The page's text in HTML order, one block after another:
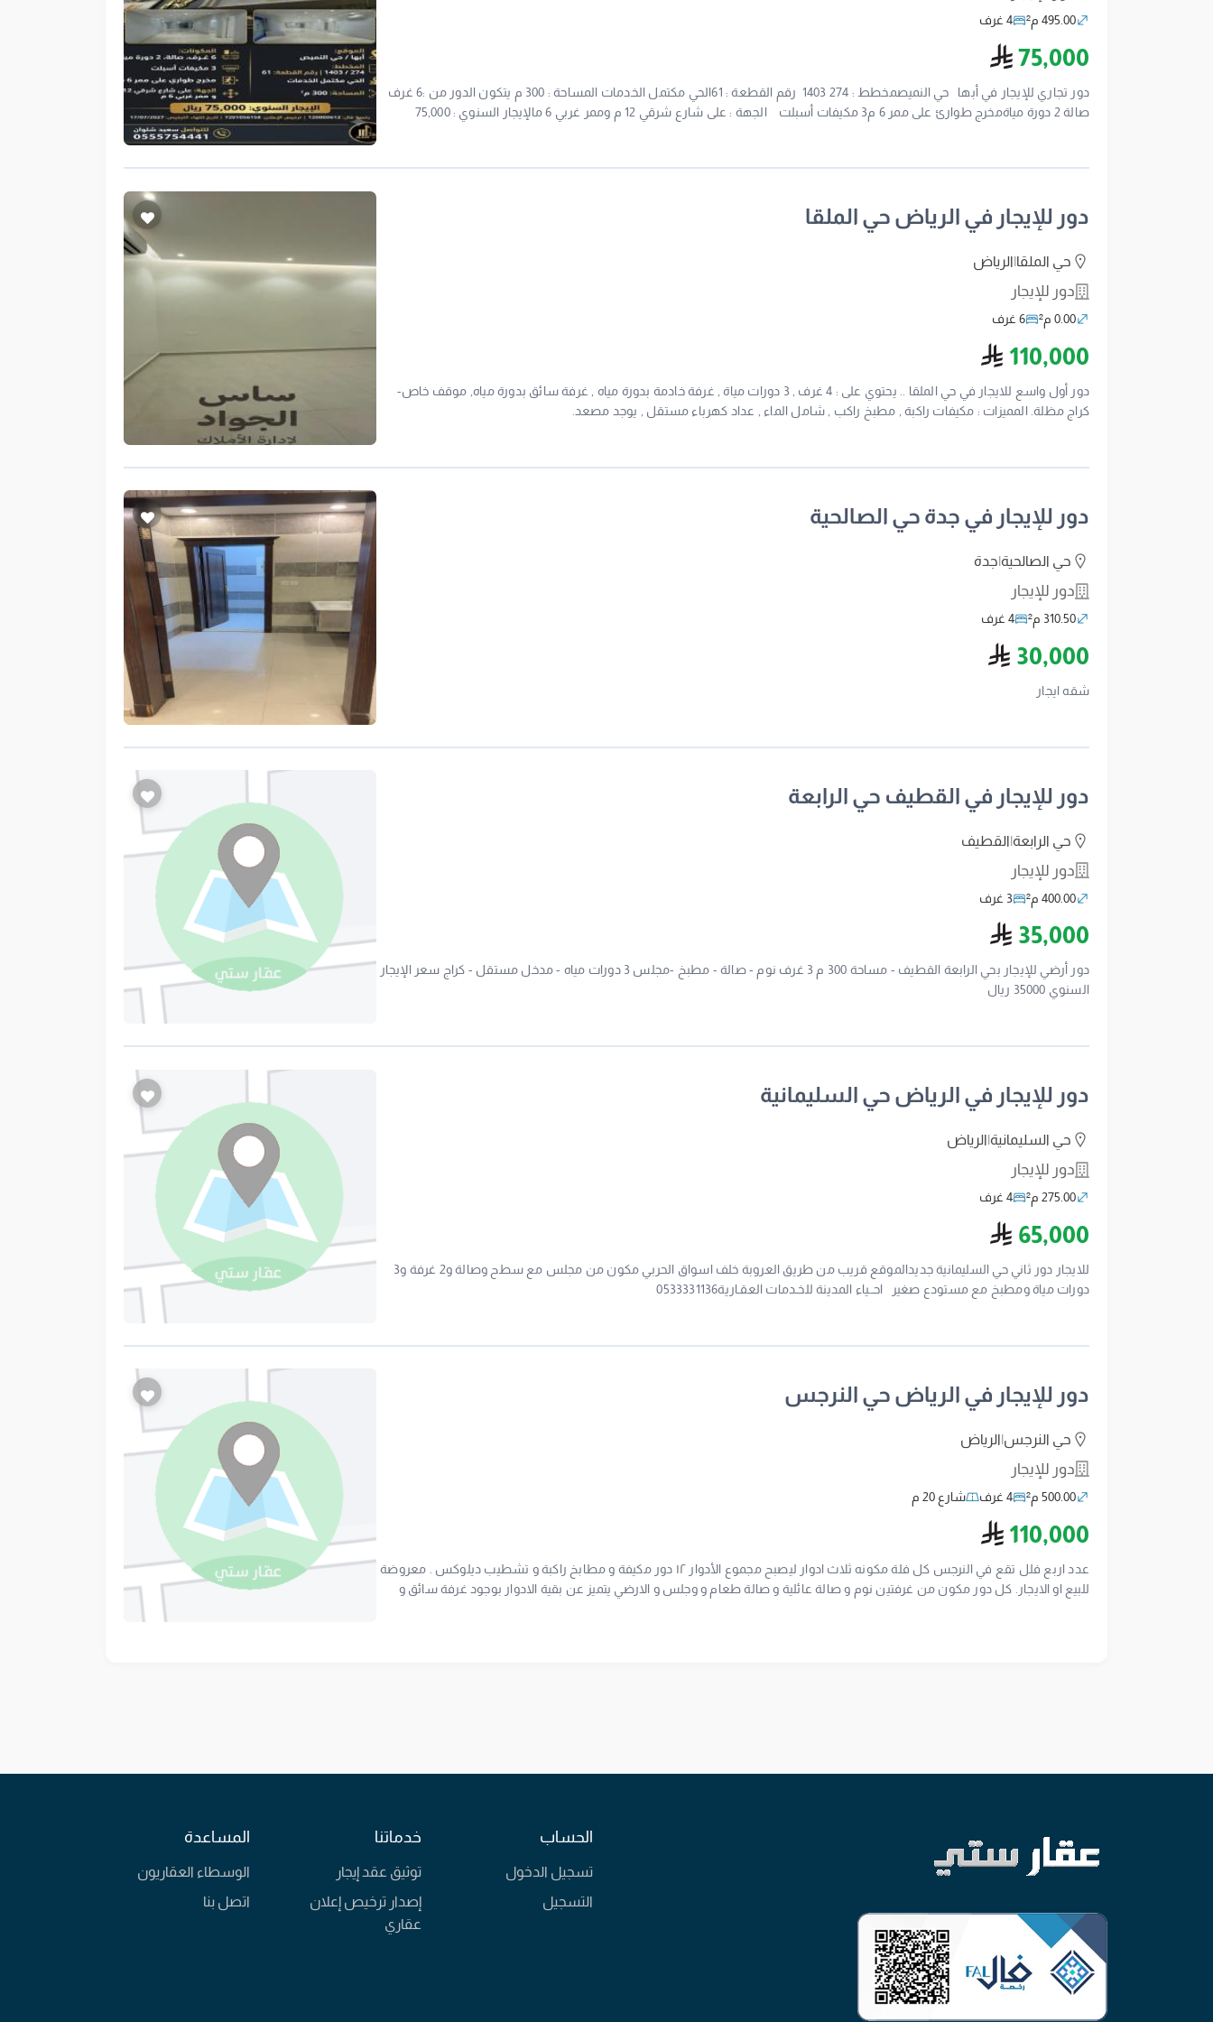
495.00 م² 4 غرف
75,000
دور تجاري للإيجار في أبها حي النميصمخطط : 274 1403 رقم القطعة : 61الحي مكتمل الخدمات المساحة : 300 م يتكون الدور من :6 غرف
صالة 2 دورة مياةمخرج طوارئ على ممر 6 م3 مكيفات أسبلت الجهة : على شارع شرقي 12 م وممر غربي 6 مالإيجار السنوي : 75,000
دور للإيجار في الرياض حي الملقا
حي الملقا|الرياض
دور للإيجار
0.00 م² 6 غرف
110,000
دور أول واسع للايجار في حي الملقا .. يحتوي على : 4 غرف , 3 دورات مياة , غرفة خادمة بدورة مياه , غرفة سائق بدورة مياه, موقف خاص-
كراج مظلة. المميزات : مكيفات راكبة , مطبخ راكب , شامل الماء , عداد كهرباء مستقل , يوجد مصعد.
دور للإيجار في جدة حي الصالحية
حي الصالحية|جدة
دور للإيجار
310.50 م² 4 غرف
30,000
شقه ايجار
دور للإيجار في القطيف حي الرابعة
حي الرابعة|القطيف
دور للإيجار
400.00 م² 3 غرف
35,000
دور أرضي للإيجار بحي الرابعة القطيف - مساحة 300 م 3 غرف نوم - صالة - مطبخ -مجلس 3 دورات مياه - مدخل مستقل - كراج سعر الإيجار
السنوي 35000 ريال
دور للإيجار في الرياض حي السليمانية
حي السليمانية|الرياض
دور للإيجار
275.00 م² 4 غرف
65,000
للايجار دور ثاني حي السليمانية جديدالموقع قريب من طريق العروبة خلف اسواق الحربي مكون من مجلس مع سطح وصالة و2 غرفة و3
دورات مياة ومطبخ مع مستودع صغير احــياء المدينة للخـدمات العقـارية0533331136
دور للإيجار في الرياض حي النرجس
حي النرجس|الرياض
دور للإيجار
500.00 م² 4 غرف شارع 20 م
110,000
عدد اربع فلل تقع في النرجس كل فلة مكونه ثلاث ادوار ليصبح مجموع الأدوار ١٢ دور مكيفة و مطابخ راكبة و تشطيب ديلوكس . معروضة
للبيع او الايجار. كل دور مكون من غرفتين نوم و صالة عائلية و صالة طعام و وجلس و الارضي يتميز عن بقية الادوار بوجود غرفة سائق و
الحساب
تسجيل الدخول
التسجيل
خدماتنا
توثيق عقد إيجار
إصدار ترخيص إعلان
عقاري
المساعدة
الوسطاء العقاريون
اتصل بنا